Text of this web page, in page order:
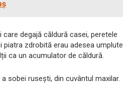
degajă căldură casei, peretele
piatra zdrobită erau adesea umplute
ca un acumulator de căldură.
sobei rusești, din cuvântul maxilar.